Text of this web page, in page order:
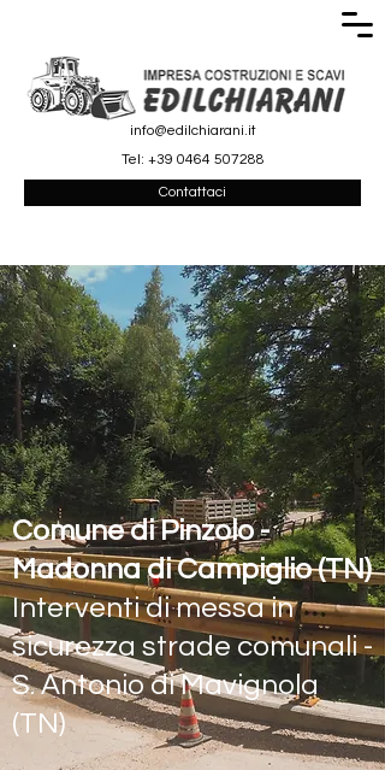
info@edilchiarani.it
Tel: +39 0464 507288
Contattaci
.
Comune di Pinzolo -
Madonna di Campiglio (TN)
Interventi di messa in
sicurezza strade comunali -
S. Antonio di Mavignola
(TN)